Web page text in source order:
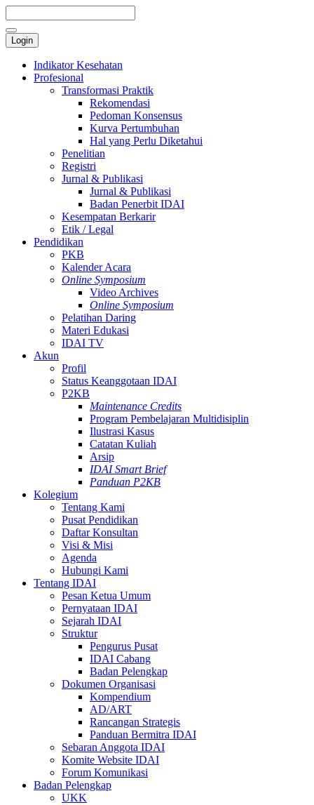
Login
Indikator Kesehatan
Profesional
Transformasi Praktik
Rekomendasi
Pedoman Konsensus
Kurva Pertumbuhan
Hal yang Perlu Diketahui
Penelitian
Registri
Jurnal & Publikasi
Jurnal & Publikasi
Badan Penerbit IDAI
Kesempatan Berkarir
Etik / Legal
Pendidikan
PKB
Kalender Acara
Online Symposium
Video Archives
Online Symposium
Pelatihan Daring
Materi Edukasi
IDAI TV
Akun
Profil
Status Keanggotaan IDAI
P2KB
Maintenance Credits
Program Pembelajaran Multidisiplin
Ilustrasi Kasus
Catatan Kuliah
Arsip
IDAI Smart Brief
Panduan P2KB
Kolegium
Tentang Kami
Pusat Pendidikan
Daftar Konsultan
Visi & Misi
Agenda
Hubungi Kami
Tentang IDAI
Pesan Ketua Umum
Pernyataan IDAI
Sejarah IDAI
Struktur
Pengurus Pusat
IDAI Cabang
Badan Pelengkap
Dokumen Organisasi
Kompendium
AD/ART
Rancangan Strategis
Panduan Bermitra IDAI
Sebaran Anggota IDAI
Komite Website IDAI
Forum Komunikasi
Badan Pelengkap
UKK